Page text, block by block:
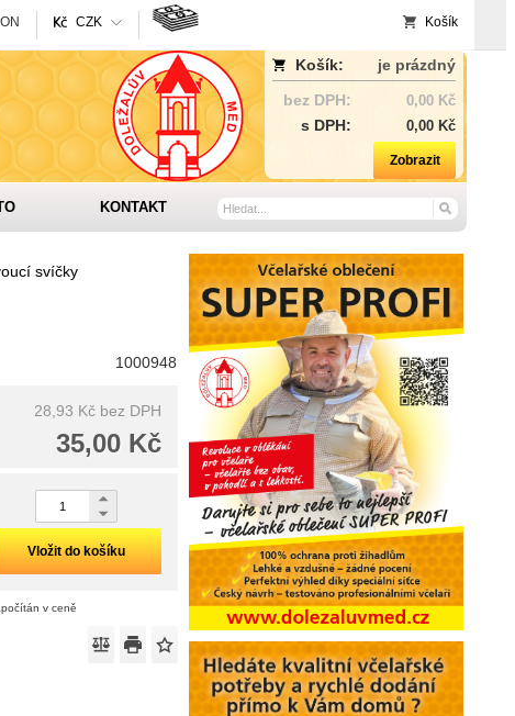
CZK Košík
Košík:
je prázdný
bez DPH:
0,00 Kč
s DPH: 0,00 Kč
Zobrazit
KONTAKT
svíčky
1000948
28,93 Kč bez DPH
35,00 Kč
Vložit do košíku
v ceně